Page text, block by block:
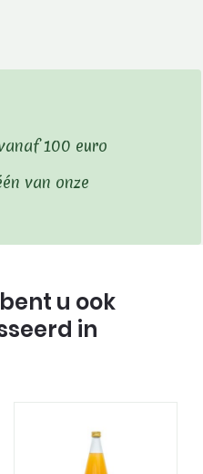
100 euro
van onze
u ook
in